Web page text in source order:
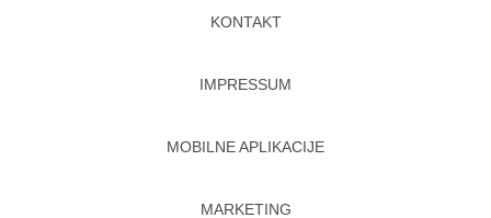
KONTAKT
IMPRESSUM
MOBILNE APLIKACIJE
MARKETING